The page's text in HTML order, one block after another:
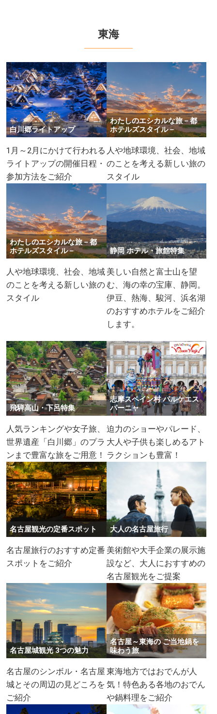
東海
白川郷ライトアップ
1月～2月にかけて行われる
ライトアップの開催日程・
参加方法をご紹介
わたしのエシカルな旅－都
ホテルズスタイル－
人や地球環境、社会、地域
のことを考える新しい旅の
スタイル
わたしのエシカルな旅－都
ホテルズスタイル－
人や地球環境、社会、地域
のことを考える新しい旅の
スタイル
静岡 ホテル・旅館特集
美しい自然と富士山を望
む、海の幸の宝庫、静岡。
伊豆、熱海、駿河、浜名湖
のおすすめホテルをご紹介
します。
飛騨高山・下呂特集
人気ランキングや女子旅、
世界遺産「白川郷」のプラ
ンまで豊富な旅をご用意！
志摩スペイン村 パルケエス
パーニャ
迫力のショーやパレード、
大人や子供も楽しめるアト
ラクションも豊富！
名古屋観光の定番スポット
名古屋旅行のおすすめ定番
スポットをご紹介
大人の名古屋旅行
美術館や大手企業の展示施
設など、大人におすすめの
名古屋観光をご提案
名古屋城観光 3つの魅力
名古屋のシンボル・名古屋
城とその周辺の見どころを
ご紹介
名古屋～東海の ご当地鍋を
味わう旅
東海地方ではおでんが人
気！特色ある各地のおでん
や鍋料理をご紹介